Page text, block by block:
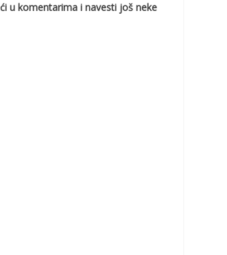
u komentarima i navesti još neke